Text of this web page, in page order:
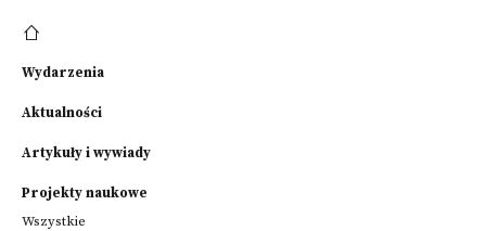
Wydarzenia
Aktualności
Artykuły i wywiady
Projekty naukowe
Wszystkie